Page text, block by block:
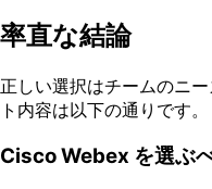
率直な結論
正しい選択はチームのニ
ト内容は以下の通りです。
Cisco Webex を選ぶ